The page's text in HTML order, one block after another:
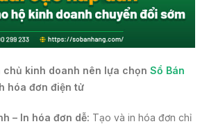
chủ kinh doanh nên lựa chọn Sổ Bán
hóa đơn điện tử
– In hóa đơn dễ: Tạo và in hóa đơn chỉ